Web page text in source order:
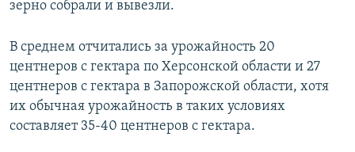
зерно собрали и вывезли.
В среднем отчитались за урожайность 20
центнеров с гектара по Херсонской области и 27
центнеров с гектара в Запорожской области, хотя
их обычная урожайность в таких условиях
составляет 35-40 центнеров с гектара.